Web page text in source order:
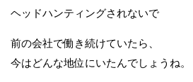
ヘッドハンティングされないで
前の会社で働き続けていたら、
今はどんな地位にいたんでしょうね。